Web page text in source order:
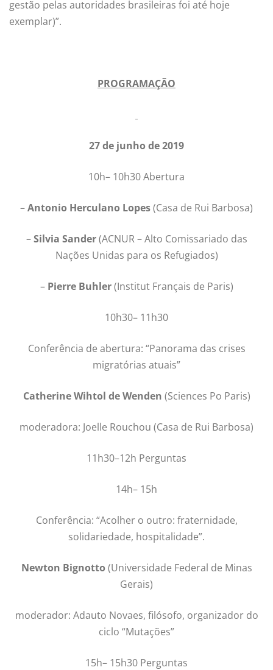
gestão pelas autoridades brasileiras foi até hoje
exemplar)”.
PROGRAMAÇÃO
27 de junho de 2019
10h– 10h30 Abertura
–Antonio Herculano Lopes(Casa de Rui Barbosa)
–Silvia Sander(ACNUR – Alto Comissariado das
Nações Unidas para os Refugiados)
– Pierre Buhler(Institut Français de Paris)
10h30– 11h30
Conferência de abertura: “Panorama das crises
migratórias atuais”
Catherine Wihtol de Wenden (Sciences Po Paris)
moderadora: Joelle Rouchou (Casa de Rui Barbosa)
11h30–12h Perguntas
14h– 15h
Conferência: “Acolher o outro: fraternidade,
solidariedade, hospitalidade”.
Newton Bignotto (Universidade Federal de Minas
Gerais)
moderador: Adauto Novaes, filósofo, organizador do
ciclo “Mutações”
15h– 15h30 Perguntas